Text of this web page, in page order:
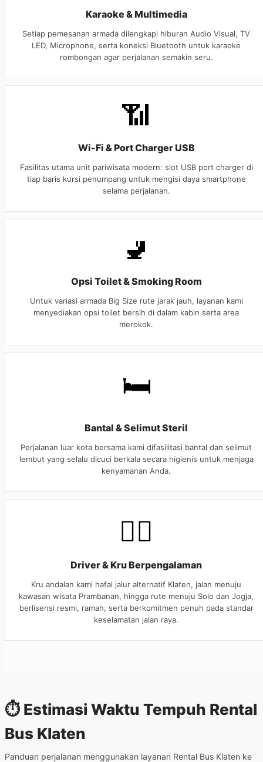
Karaoke & Multimedia
Setiap pemesanan armada dilengkapi hiburan Audio Visual, TV
LED, Microphone, serta koneksi Bluetooth untuk karaoke
rombongan agar perjalanan semakin seru.
📶
Wi-Fi & Port Charger USB
Fasilitas utama unit pariwisata modern: slot USB port charger di
tiap baris kursi penumpang untuk mengisi daya smartphone
selama perjalanan.
🚽
Opsi Toilet & Smoking Room
Untuk variasi armada Big Size rute jarak jauh, layanan kami
menyediakan opsi toilet bersih di dalam kabin serta area
merokok.
🛏️
Bantal & Selimut Steril
Perjalanan luar kota bersama kami difasilitasi bantal dan selimut
lembut yang selalu dicuci berkala secara higienis untuk menjaga
kenyamanan Anda.
👨‍✈️
Driver & Kru Berpengalaman
Kru andalan kami hafal jalur alternatif Klaten, jalan menuju
kawasan wisata Prambanan, hingga rute menuju Solo dan Jogja,
berlisensi resmi, ramah, serta berkomitmen penuh pada standar
keselamatan jalan raya.
⏱️ Estimasi Waktu Tempuh Rental
Bus Klaten
Panduan perjalanan menggunakan layanan Rental Bus Klaten ke